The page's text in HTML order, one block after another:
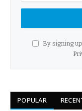
By signing
POPULAR